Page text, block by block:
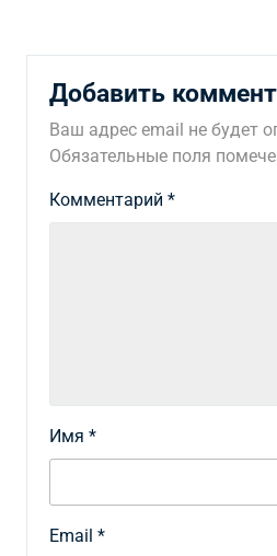
Добавить
Ваш адрес email не будет
Обязательные поля
Комментарий *
Имя *
Email *